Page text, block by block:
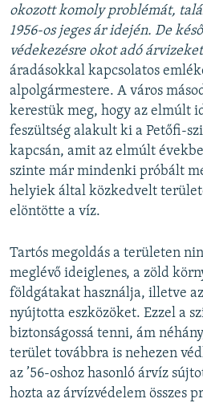
okozott komoly problémát,
1956-os jeges ár idején. De
védekezésre okot adó
áradásokkal kapcsolatos
alpolgármestere. A város
kerestük meg, hogy az elmúlt
feszültség alakult ki a Petőfi-
kapcsán, amit az elmúlt
szinte már mindenki próbált
helyiek által közkedvelt
elöntötte a víz.
Tartós megoldás a területen
meglévő ideiglenes, a zöld
földgátakat használja, illetve
nyújtotta eszközöket. Ezzel a
biztonságossá tenni, ám
terület továbbra is nehezen
az ’56-oshoz hasonló árvíz
hozta az árvízvédelem összes